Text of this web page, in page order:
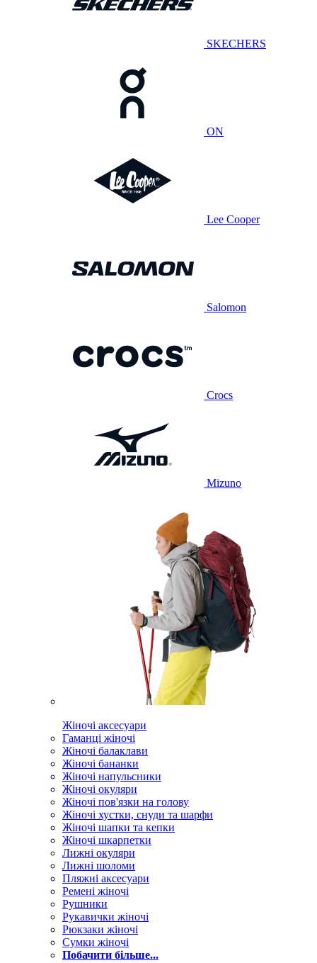
SKECHERS
ON
Lee Cooper
Salomon
Crocs
Mizuno
Жіночі аксесуари
Гаманці жіночі
Жіночі балаклави
Жіночі бананки
Жіночі напульсники
Жіночі окуляри
Жіночі пов'язки на голову
Жіночі хустки, снуди та шарфи
Жіночі шапки та кепки
Жіночі шкарпетки
Лижні окуляри
Лижні шоломи
Пляжні аксесуари
Ремені жіночі
Рушники
Рукавички жіночі
Рюкзаки жіночі
Сумки жіночі
Побачити більше...